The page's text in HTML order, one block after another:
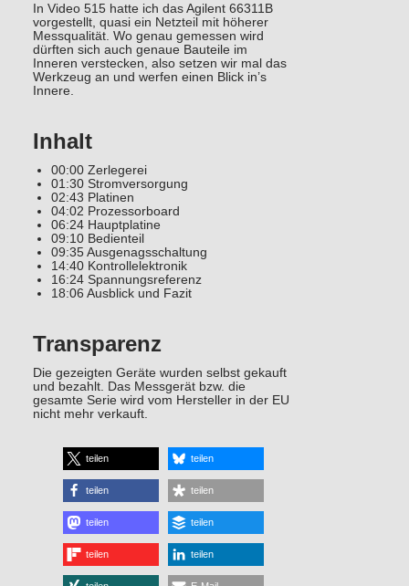
In Video 515 hatte ich das Agilent 66311B
vorgestellt, quasi ein Netzteil mit höherer
Messqualität. Wo genau gemessen wird
dürften sich auch genaue Bauteile im
Inneren verstecken, also setzen wir mal das
Werkzeug an und werfen einen Blick in’s
Innere.
Inhalt
00:00 Zerlegerei
01:30 Stromversorgung
02:43 Platinen
04:02 Prozessorboard
06:24 Hauptplatine
09:10 Bedienteil
09:35 Ausgenagsschaltung
14:40 Kontrollelektronik
16:24 Spannungsreferenz
18:06 Ausblick und Fazit
Transparenz
Die gezeigten Geräte wurden selbst gekauft
und bezahlt. Das Messgerät bzw. die
gesamte Serie wird vom Hersteller in der EU
nicht mehr verkauft.
teilen teilen
teilen teilen
teilen teilen
teilen teilen